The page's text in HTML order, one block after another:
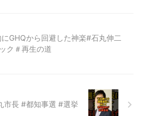
GHQから回避した神楽#石丸伸二
ク＃再生の道
市長 #都知事選 #選挙